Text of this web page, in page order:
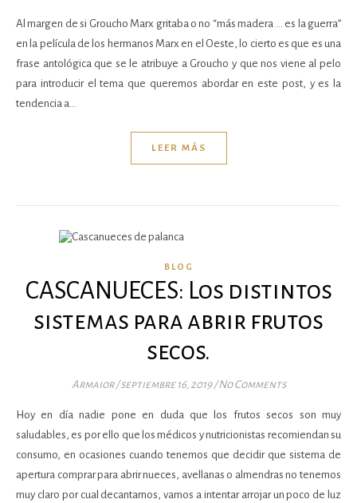
Al margen de si Groucho Marx gritaba o no “más madera … es la guerra”
en la película de los hermanos Marx en el Oeste, lo cierto es que es una
frase antológica que se le atribuye a Groucho y que nos viene al pelo
para introducir el tema que queremos abordar en este post, y es la
tendencia a…
LEER MÁS
BLOG
CASCANUECES: Los distintos
sistemas para abrir frutos
secos.
Armaior /septiembre 16, 2019 /No Comments
Hoy en día nadie pone en duda que los frutos secos son muy
saludables, es por ello que los médicos y nutricionistas recomiendan su
consumo, en ocasiones cuando tenemos que decidir que sistema de
apertura comprar para abrir nueces, avellanas o almendras no tenemos
muy claro por cual decantarnos, vamos a intentar arrojar un poco de luz